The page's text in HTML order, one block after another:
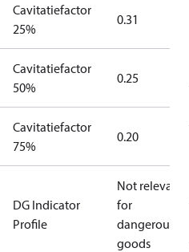
Cavitatiefactor
25%
0.31
Cavitatiefactor
50%
0.25
Cavitatiefactor
75%
0.20
DG Indicator
Profile
Not relevant
for
dangerous
goods